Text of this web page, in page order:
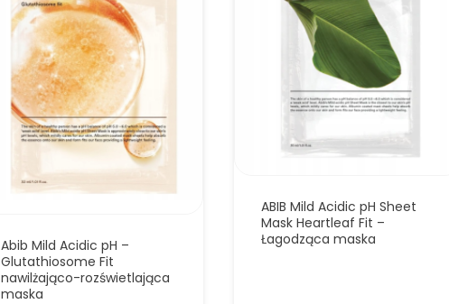
Abib Mild Acidic pH –
Glutathiosome Fit
nawilżająco-rozświetlająca
maska
ABIB Mild Acidic pH Sheet
Mask Heartleaf Fit –
Łagodząca maska